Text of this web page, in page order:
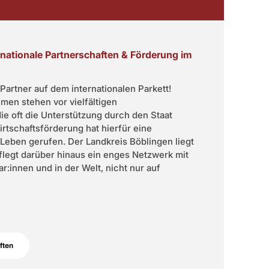
Partnerschaften & Förderung im
auf dem internationalen Parkett!
stehen vor vielfältigen
oft die Unterstützung durch den Staat
hat hierfür eine
gerufen. Der Landkreis Böblingen liegt
darüber hinaus ein enges Netzwerk mit
und in der Welt, nicht nur auf